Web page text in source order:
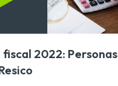
2022: Personas